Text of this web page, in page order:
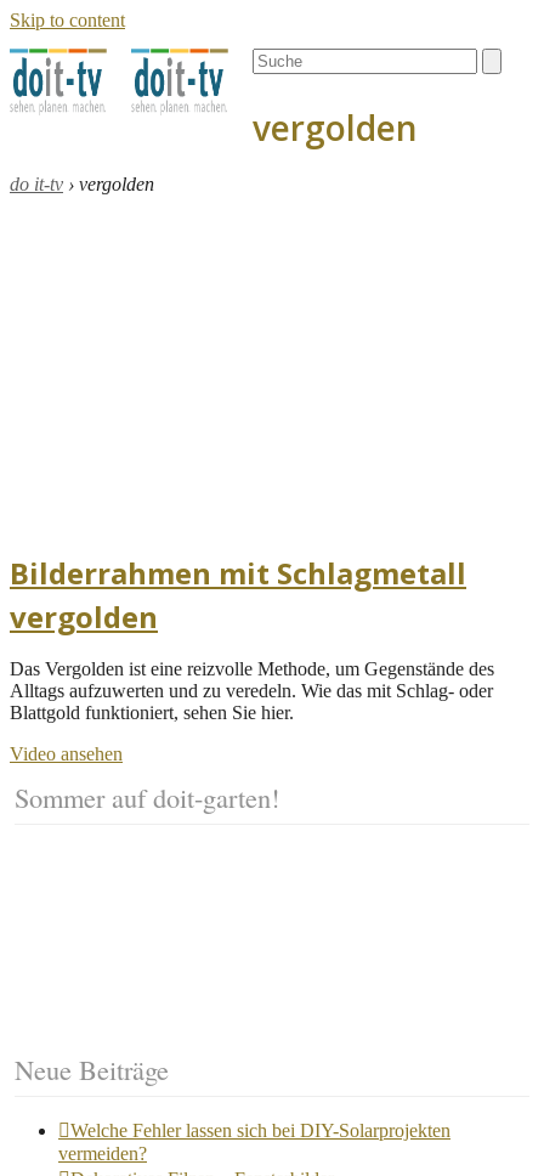
Skip to content
Open
mobile
Close
mobile
Search
vergolden
do it-tv › vergolden
Bilderrahmen mit Schlagmetall
vergolden
Das Vergolden ist eine reizvolle Methode, um Gegenstände des
Alltags aufzuwerten und zu veredeln. Wie das mit Schlag- oder
Blattgold funktioniert, sehen Sie hier.
Video ansehen
Sommer auf doit-garten!
Neue Beiträge
Welche Fehler lassen sich bei DIY-Solarprojekten
vermeiden?